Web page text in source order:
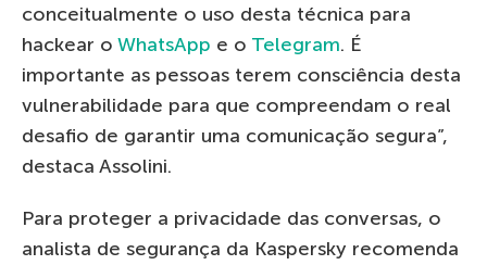
conceitualmente o uso desta técnica para
hackear o WhatsApp e o Telegram. É
importante as pessoas terem consciência desta
vulnerabilidade para que compreendam o real
desafio de garantir uma comunicação segura”,
destaca Assolini.
Para proteger a privacidade das conversas, o
analista de segurança da Kaspersky recomenda